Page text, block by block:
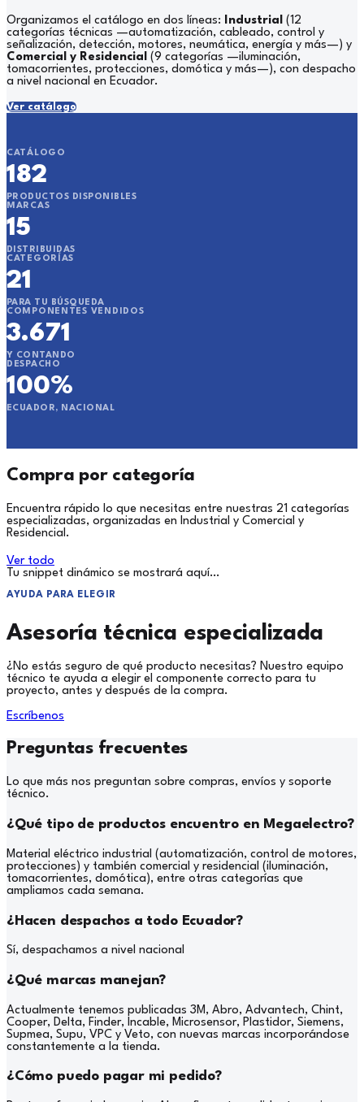
Organizamos el catálogo en dos líneas: Industrial (12
categorías técnicas —automatización, cableado, control y
señalización, detección, motores, neumática, energía y más—) y
Comercial y Residencial (9 categorías —iluminación,
tomacorrientes, protecciones, domótica y más—), con despacho
a nivel nacional en Ecuador.
Ver catálogo
CATÁLOGO
182
PRODUCTOS DISPONIBLES
MARCAS
15
DISTRIBUIDAS
CATEGORÍAS
21
PARA TU BÚSQUEDA
COMPONENTES VENDIDOS
3.671
Y CONTANDO
DESPACHO
100%
ECUADOR, NACIONAL
Compra por categoría
Encuentra rápido lo que necesitas entre nuestras 21 categorías
especializadas, organizadas en Industrial y Comercial y
Residencial.
Ver todo
Tu snippet dinámico se mostrará aquí…
AYUDA PARA ELEGIR
Asesoría técnica especializada
¿No estás seguro de qué producto necesitas? Nuestro equipo
técnico te ayuda a elegir el componente correcto para tu
proyecto, antes y después de la compra.
Escríbenos
Preguntas frecuentes
Lo que más nos preguntan sobre compras, envíos y soporte
técnico.
¿Qué tipo de productos encuentro en Megaelectro?
Material eléctrico industrial (automatización, control de motores,
protecciones) y también comercial y residencial (iluminación,
tomacorrientes, domótica), entre otras categorías que
ampliamos cada semana.
¿Hacen despachos a todo Ecuador?
Sí, despachamos a nivel nacional
¿Qué marcas manejan?
Actualmente tenemos publicadas 3M, Abro, Advantech, Chint,
Cooper, Delta, Finder, Incable, Microsensor, Plastidor, Siemens,
Supmea, Supu, VPC y Veto, con nuevas marcas incorporándose
constantemente a la tienda.
¿Cómo puedo pagar mi pedido?